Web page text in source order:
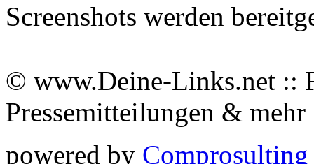
Screenshots werden
© www.Deine-Links.net ::
Pressemitteilungen &
powered by Comprosulting